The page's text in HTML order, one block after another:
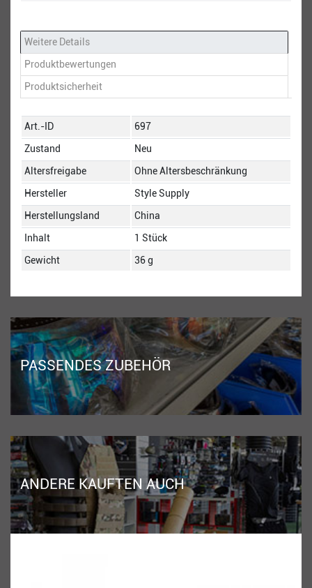
Weitere Details
Produktbewertungen
Produktsicherheit
Technisches
Merkmal
Wert
Art.-ID
697
Zustand
Neu
Altersfreigabe
Ohne Altersbeschränkung
Hersteller
Style Supply
Herstellungsland
China
Inhalt
1 Stück
Gewicht
36 g
PASSENDES ZUBEHÖR
ANDERE KAUFTEN AUCH